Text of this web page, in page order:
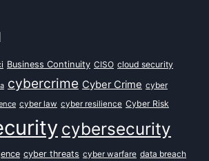
Business Continuity CISO cloud security
cybercrime Cyber Crime cyber
cyber law cyber resilience Cyber Risk
cybersecurity
cyber threats cyber warfare data breach